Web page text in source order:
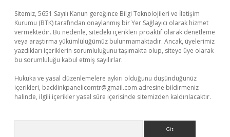
Sitemiz, 5651 Sayılı Kanun gereğince Bilgi Teknolojileri ve İletişim
Kurumu (BTK) tarafından onaylanmış bir Yer Sağlayıcı olarak hizmet
vermektedir. Bu nedenle, sitedeki içerikleri proaktif olarak denetleme
veya araştırma yükümlülüğümüz bulunmamaktadır. Ancak, üyelerimiz
yazdıkları içeriklerin sorumluluğunu taşımakta olup, siteye üye olarak
bu sorumluluğu kabul etmiş sayılırlar.
Hukuka ve yasal düzenlemelere aykırı olduğunu düşündüğünüz
içerikleri, backlinkpanelicomtr@gmail.com adresine bildirmeniz
halinde, ilgili içerikler yasal süre içerisinde sitemizden kaldırılacaktır.